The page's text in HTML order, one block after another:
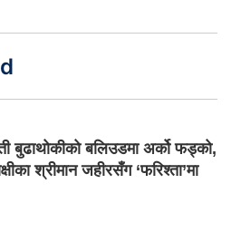
बुढाथोकीको बलिउडमा अर्को फड्को,
श्रीमान जहीरसँग ‘फरिश्ता’मा